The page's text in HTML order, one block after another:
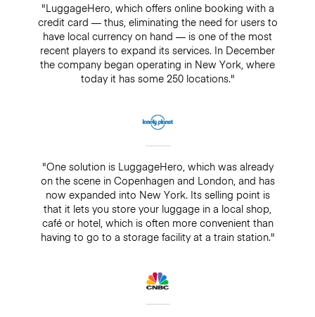
"LuggageHero, which offers online booking with a
credit card — thus, eliminating the need for users to
have local currency on hand — is one of the most
recent players to expand its services. In December
the company began operating in New York, where
today it has some 250 locations."
"One solution is LuggageHero, which was already
on the scene in Copenhagen and London, and has
now expanded into New York. Its selling point is
that it lets you store your luggage in a local shop,
café or hotel, which is often more convenient than
having to go to a storage facility at a train station."